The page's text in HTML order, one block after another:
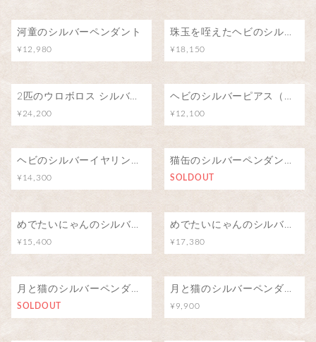
河童のシルバーペンダント
¥12,980
珠玉を咥えたヘビのシルバーペンダント(アメジスト/水晶)
¥18,150
2匹のウロボロス シルバーリング/∞
¥24,200
ヘビのシルバーピアス（両耳）
¥12,100
ヘビのシルバーイヤリング（両耳）
¥14,300
猫缶のシルバーペンダント/猫の夢
SOLDOUT
めでたいにゃんのシルバーブローチ（ピンバッジ）
¥15,400
めでたいにゃんのシルバーペンダント
¥17,380
月と猫のシルバーペンダント（アイオライト）
SOLDOUT
月と猫のシルバーペンダント（ブルートパーズ）
¥9,900